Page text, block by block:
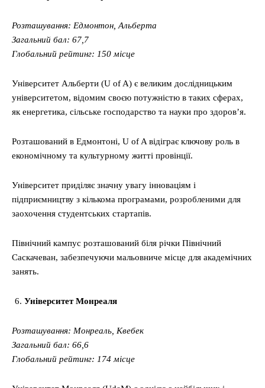
Розташування: Едмонтон, Альберта
Загальний бал: 67,7
Глобальний рейтинг: 150 місце
Університет Альберти (U of A) є великим дослідницьким
університетом, відомим своєю потужністю в таких сферах,
як енергетика, сільське господарство та науки про здоров’я.
Розташований в Едмонтоні, U of A відіграє ключову роль в
економічному та культурному житті провінції.
Університет приділяє значну увагу інноваціям і
підприємництву з кількома програмами, розробленими для
заохочення студентських стартапів.
Північний кампус розташований біля річки Північний
Саскачеван, забезпечуючи мальовниче місце для академічних
занять.
Університет Монреаля
Розташування: Монреаль, Квебек
Загальний бал: 66,6
Глобальний рейтинг: 174 місце